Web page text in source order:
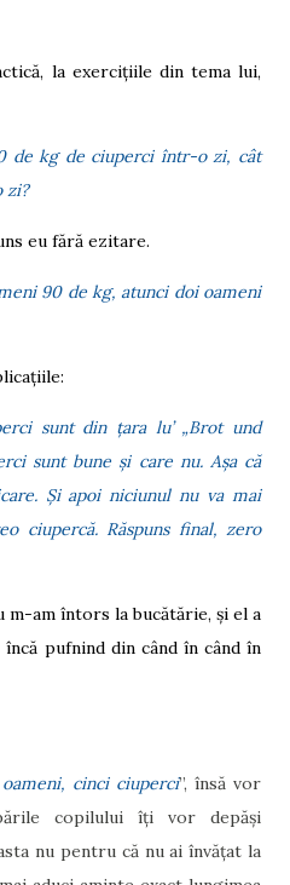
la exercițiile din tema lui,
de kg de ciuperci într-o zi, cât
zi?
eu fără ezitare.
90 de kg, atunci doi oameni
sunt din țara lu’ „Brot und
sunt bune și care nu. Așa că
Și apoi niciunul nu va mai
ciupercă. Răspuns final, zero
m-am întors la bucătărie, și el a
pufnind din când în când în
cinci ciuperci”, însă vor
copilului îți vor depăși
nu pentru că nu ai învățat la